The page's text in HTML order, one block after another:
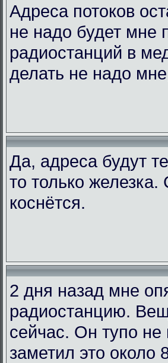
Адреса потоков
не надо будет мне
радиостанций в
делать не надо
Да, адреса будут
то только
коснётся.
2 дня назад мне
радиостанцию.
сейчас. Он тупо
заметил это около